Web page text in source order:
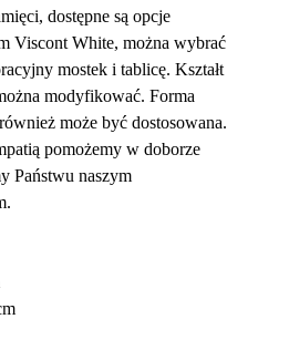
dostępne są opcje
Viscont White, można wybrać
mostek i tablicę. Kształt
modyfikować. Forma
może być dostosowana.
pomożemy w doborze
Państwu naszym